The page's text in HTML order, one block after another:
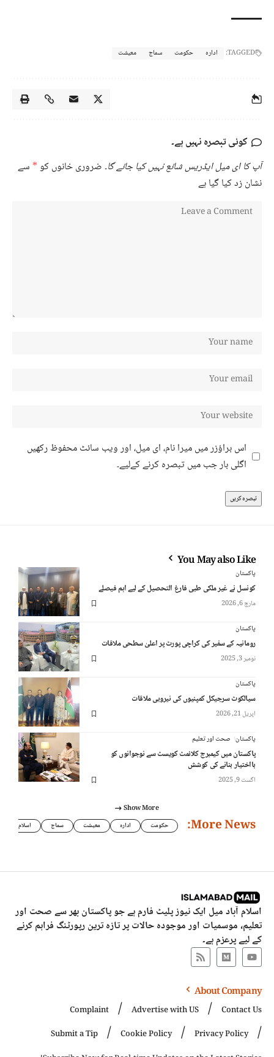
TAGGED: ادارہ حکومت سماج معیشت
کوئی تبصرہ نہیں ہے۔
آپ کا ای میل ایڈریس شائع نہیں کیا جائے گا۔ضروری خانوں کو* سے
نشان زد کیا گیا ہے
اس براؤزر میں میرا نام، ای میل، اور ویب سائٹ محفوظ رکھیں
اگلی بار جب میں تبصرہ کرنے کےلیے۔
You May also Like
پاکستان
کونسل نے غیر ملکی طبی فارغ التحصیل کے لیے اہم فیصلے
مارچ 6, 2026
پاکستان
رومانیہ کے سفیر کی کراچی پورٹ پر اعلیٰ سطحی ملاقات
نومبر 3, 2025
پاکستان
سیالکوٹ سرجیکل کمپنیوں کی نیروبی ملاقات
اپریل 21, 2026
پاکستان صحت اور تعلیم
پاکستان میں کیمبرج کلائمٹ کویسٹ سے نوجوانوں کو
بااختیار بنانے کی کوشش
اگست 9, 2025
Show More
More News: حکومت ادارہ معیشت سماج اسلام
اسلام آباد میل ایک نیوز پلیٹ فارم ہے جو پاکستان بھر سے صحت اور
تعلیم، موسمیات اور موجودہ حالات پر تازہ ترین رپورٹنگ فراہم کرنے
کے لیے پرعزم ہے۔
About Company
Contact Us
Advertise with US
Complaint
Privacy Policy
Cookie Policy
Submit a Tip